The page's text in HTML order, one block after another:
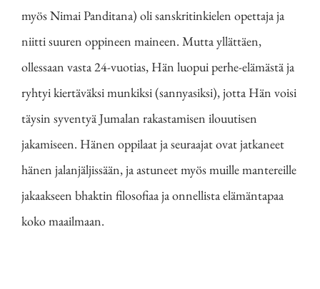
myös Nimai Panditana) oli sanskritinkielen opettaja ja
niitti suuren oppineen maineen. Mutta yllättäen,
ollessaan vasta 24-vuotias, Hän luopui perhe-elämästä ja
ryhtyi kiertäväksi munkiksi (sannyasiksi), jotta Hän voisi
täysin syventyä Jumalan rakastamisen ilouutisen
jakamiseen. Hänen oppilaat ja seuraajat ovat jatkaneet
hänen jalanjäljissään, ja astuneet myös muille mantereille
jakaakseen bhaktin filosofiaa ja onnellista elämäntapaa
koko maailmaan.